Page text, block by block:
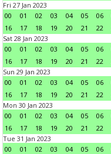
Fri 27 Jan 2023
00
01 02 03 04 05 06
16
17 18 19 20 21 22
Sat 28 Jan 2023
00
01 02 03 04 05 06
16
17 18 19 20 21 22
Sun 29 Jan 2023
00
01 02 03 04 05 06
16
17 18 19 20 21 22
Mon 30 Jan 2023
00
01 02 03 04 05 06
16
17 18 19 20 21 22
Tue 31 Jan 2023
00
01 02 03 04 05 06